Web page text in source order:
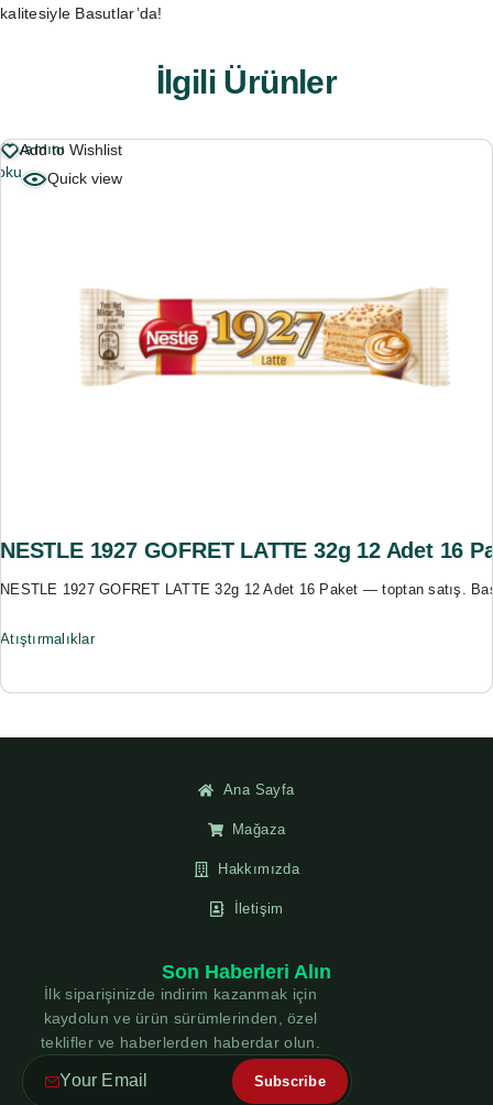
kalitesiyle Basutlar’da!
İlgili Ürünler
Add to Wishlist
Quick view
NESTLE 1927 GOFRET LATTE 32g 12 Adet 16
NESTLE 1927 GOFRET LATTE 32g 12 Adet 16 Paket — toptan satış.
Atıştırmalıklar
Ana Sayfa
Mağaza
Hakkımızda
İletişim
Son Haberleri Alın
İlk siparişinizde indirim kazanmak için
kaydolun ve ürün sürümlerinden, özel
teklifler ve haberlerden haberdar olun.